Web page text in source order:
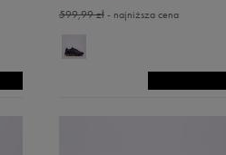
599,99 zł- najniższa cena